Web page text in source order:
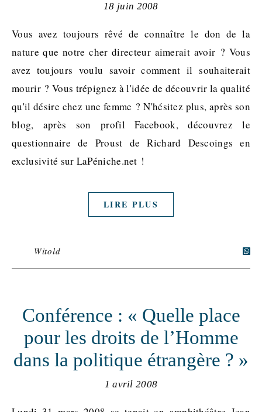
18 juin 2008
Vous avez toujours rêvé de connaître le don de la
nature que notre cher directeur aimerait avoir ? Vous
avez toujours voulu savoir comment il souhaiterait
mourir ? Vous trépignez à l'idée de découvrir la qualité
qu'il désire chez une femme ? N'hésitez plus, après son
blog, après son profil Facebook, découvrez le
questionnaire de Proust de Richard Descoings en
exclusivité sur LaPéniche.net !
LIRE PLUS
Witold
Conférence : « Quelle place
pour les droits de l’Homme
dans la politique étrangère ? »
1 avril 2008